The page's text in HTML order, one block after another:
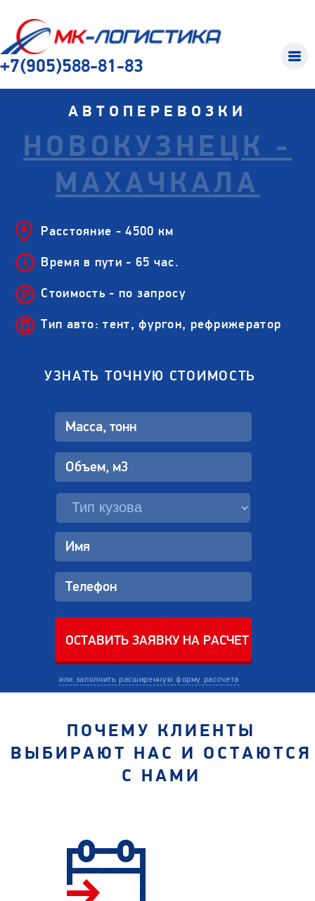
+7(905)588-81-83
АВТОПЕРЕВОЗКИ
НОВОКУЗНЕЦК -
МАХАЧКАЛА
Расстояние - 4500 км
Время в пути - 65 час.
Стоимость - по запросу
Тип авто: тент, фургон, рефрижератор
УЗНАТЬ ТОЧНУЮ СТОИМОСТЬ
или заполнить расширенную форму рассчета
ПОЧЕМУ КЛИЕНТЫ
ВЫБИРАЮТ НАС И ОСТАЮТСЯ
С НАМИ